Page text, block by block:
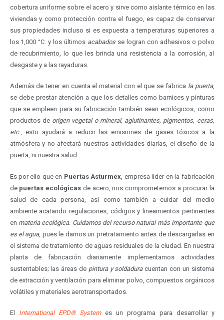
cobertura uniforme sobre el acero y sirve como aislante térmico en las
viviendas y como protección contra el fuego, es capaz de conservar
sus propiedades incluso si es expuesta a temperaturas superiores a
los 1,000 °C. y los últimos acabadosse logran con adhesivos o polvo
de recubrimiento, lo que les brinda una resistencia a la corrosión, al
desgaste y a las rayaduras.
Además de tener en cuenta el material con el que se fabrica la puerta,
se debe prestar atención a que los detalles como barnices y pinturas
que se empleen para su fabricación también sean ecológicos, como
productos de origen vegetal o mineral, aglutinantes, pigmentos, ceras,
etc., esto ayudará a reducir las emisiones de gases tóxicos a la
atmósfera y no afectará nuestras actividades diarias, el diseño de la
puerta, ni nuestra salud.
Es por ello que en Puertas Asturmex , empresa líder en la fabricación
de puertas ecológicas de acero, nos comprometemos a procurar la
salud de cada persona, así como también a cuidar del medio
ambiente acatando regulaciones, códigos y lineamientos pertinentes
en materia ecológica. Cuidamos del recurso natural más importante que
es el agua, pues le damos un pretratamiento antes de descargarlas en
el sistema de tratamiento de aguas residuales de la ciudad. En nuestra
planta de fabricación diariamente implementamos actividades
sustentables; las áreas de pintura y soldaduracuentan con un sistema
de extracción y ventilación para eliminar polvo, compuestos orgánicos
volátiles y materiales aerotransportados.
El International EPD® Systemes un programa para desarrollar y